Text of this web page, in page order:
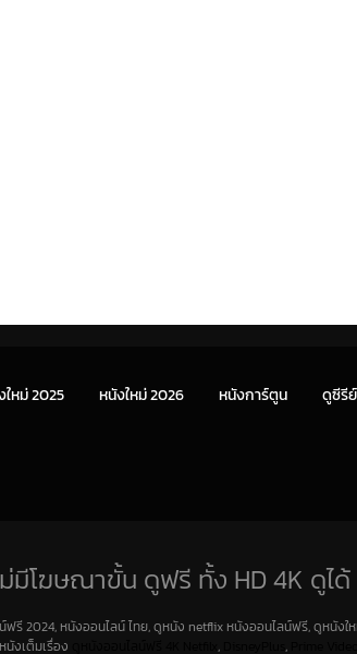
ใหม่ 2025 หนังใหม่ 2026 หนังการ์ตูน ดูซีรีย์
โฆษณาขั้น ดูฟรี ทั้ง HD 4K ดูได้
รี 2024, หนังออนไลน์ ไทย, ดูหนัง netflix หนังออนไลน์ฟรี, ดูหนังใ
งเต็มเรื่อง , ,